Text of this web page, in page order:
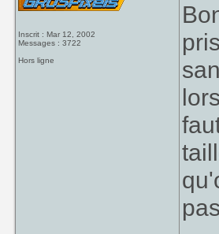
Inscrit : Mar 12, 2002
Messages : 3722
Hors ligne